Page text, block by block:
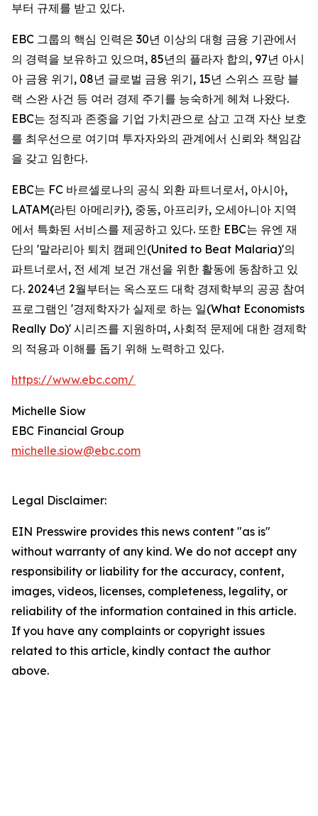
부터 규제를 받고 있다.
EBC 그룹의 핵심 인력은 30년 이상의 대형 금융 기관에서
의 경력을 보유하고 있으며, 85년의 플라자 합의, 97년 아시
아 금융 위기, 08년 글로벌 금융 위기, 15년 스위스 프랑 블
랙 스완 사건 등 여러 경제 주기를 능숙하게 헤쳐 나왔다.
EBC는 정직과 존중을 기업 가치관으로 삼고 고객 자산 보호
를 최우선으로 여기며 투자자와의 관계에서 신뢰와 책임감
을 갖고 임한다.
EBC는 FC 바르셀로나의 공식 외환 파트너로서, 아시아,
LATAM(라틴 아메리카), 중동, 아프리카, 오세아니아 지역
에서 특화된 서비스를 제공하고 있다. 또한 EBC는 유엔 재
단의 '말라리아 퇴치 캠페인(United to Beat Malaria)'의
파트너로서, 전 세계 보건 개선을 위한 활동에 동참하고 있
다. 2024년 2월부터는 옥스포드 대학 경제학부의 공공 참여
프로그램인 '경제학자가 실제로 하는 일(What Economists
Really Do)' 시리즈를 지원하며, 사회적 문제에 대한 경제학
의 적용과 이해를 돕기 위해 노력하고 있다.
https://www.ebc.com/
Michelle Siow
EBC Financial Group
michelle.siow@ebc.com
Legal Disclaimer:
EIN Presswire provides this news content "as is"
without warranty of any kind. We do not accept any
responsibility or liability for the accuracy, content,
images, videos, licenses, completeness, legality, or
reliability of the information contained in this article.
If you have any complaints or copyright issues
related to this article, kindly contact the author
above.